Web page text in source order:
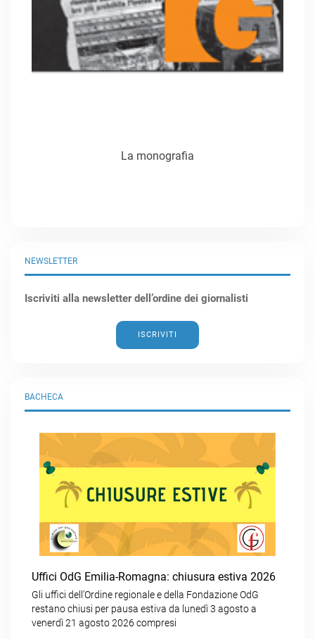
BACHECA
Uffici OdG Emilia-Romagna: chiusura estiva 2026
Gli uffici dell’Ordine regionale e della Fondazione OdG
restano chiusi per pausa estiva da lunedì 3 agosto a
venerdì 21 agosto 2026 compresi
NEWSLETTER
Iscriviti alla newsletter dell’ordine dei giornalisti
ISCRIVITI
La monografia